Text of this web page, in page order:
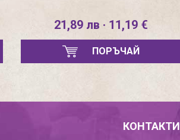
21,89 лв · 11,19 €
ПОРЪЧАЙ
КОНТАКТИ